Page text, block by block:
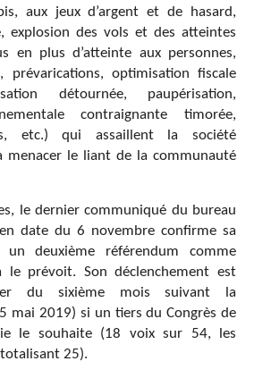
aux jeux d’argent et de hasard,
explosion des vols et des atteintes
en plus d’atteinte aux personnes,
prévarications, optimisation fiscale
détournée, paupérisation,
contraignante timorée,
etc.) qui assaillent la société
menacer le liant de la communauté
le dernier communiqué du bureau
date du 6 novembre confirme sa
un deuxième référendum comme
le prévoit. Son déclenchement est
du sixième mois suivant la
mai 2019) si un tiers du Congrès de
le souhaite (18 voix sur 54, les
25).